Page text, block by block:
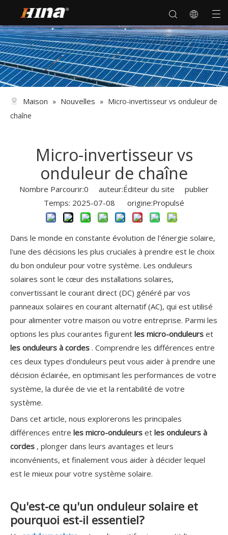
Maison » Nouvelles » Micro-invertisseur vs onduleur de
chaîne
Micro-invertisseur vs
onduleur de chaîne
Nombre Parcourir:0 auteur:Éditeur du site publier
Temps: 2025-07-08 origine:Propulsé
Dans le monde en constante évolution de l'énergie solaire,
l'une des décisions les plus cruciales à prendre est le choix
du bon onduleur pour votre système. Les onduleurs
solaires sont le cœur des installations solaires,
convertissant le courant direct (DC) généré par vos
panneaux solaires en courant alternatif (AC), qui est utilisé
pour alimenter votre maison ou votre entreprise. Parmi les
options les plus courantes figurent les micro-onduleurs et
les onduleurs à cordes . Comprendre les différences entre
ces deux types d'onduleurs peut vous aider à prendre une
décision éclairée, en optimisant les performances de votre
système, la durée de vie et la rentabilité de votre
système.
Dans cet article, nous explorerons les principales
différences entre les micro-onduleurs et les onduleurs à
cordes , plonger dans leurs avantages et leurs
inconvénients, et finalement vous aider à décider lequel
est le mieux pour votre système solaire.
Qu'est-ce qu'un onduleur solaire et
pourquoi est-il essentiel?